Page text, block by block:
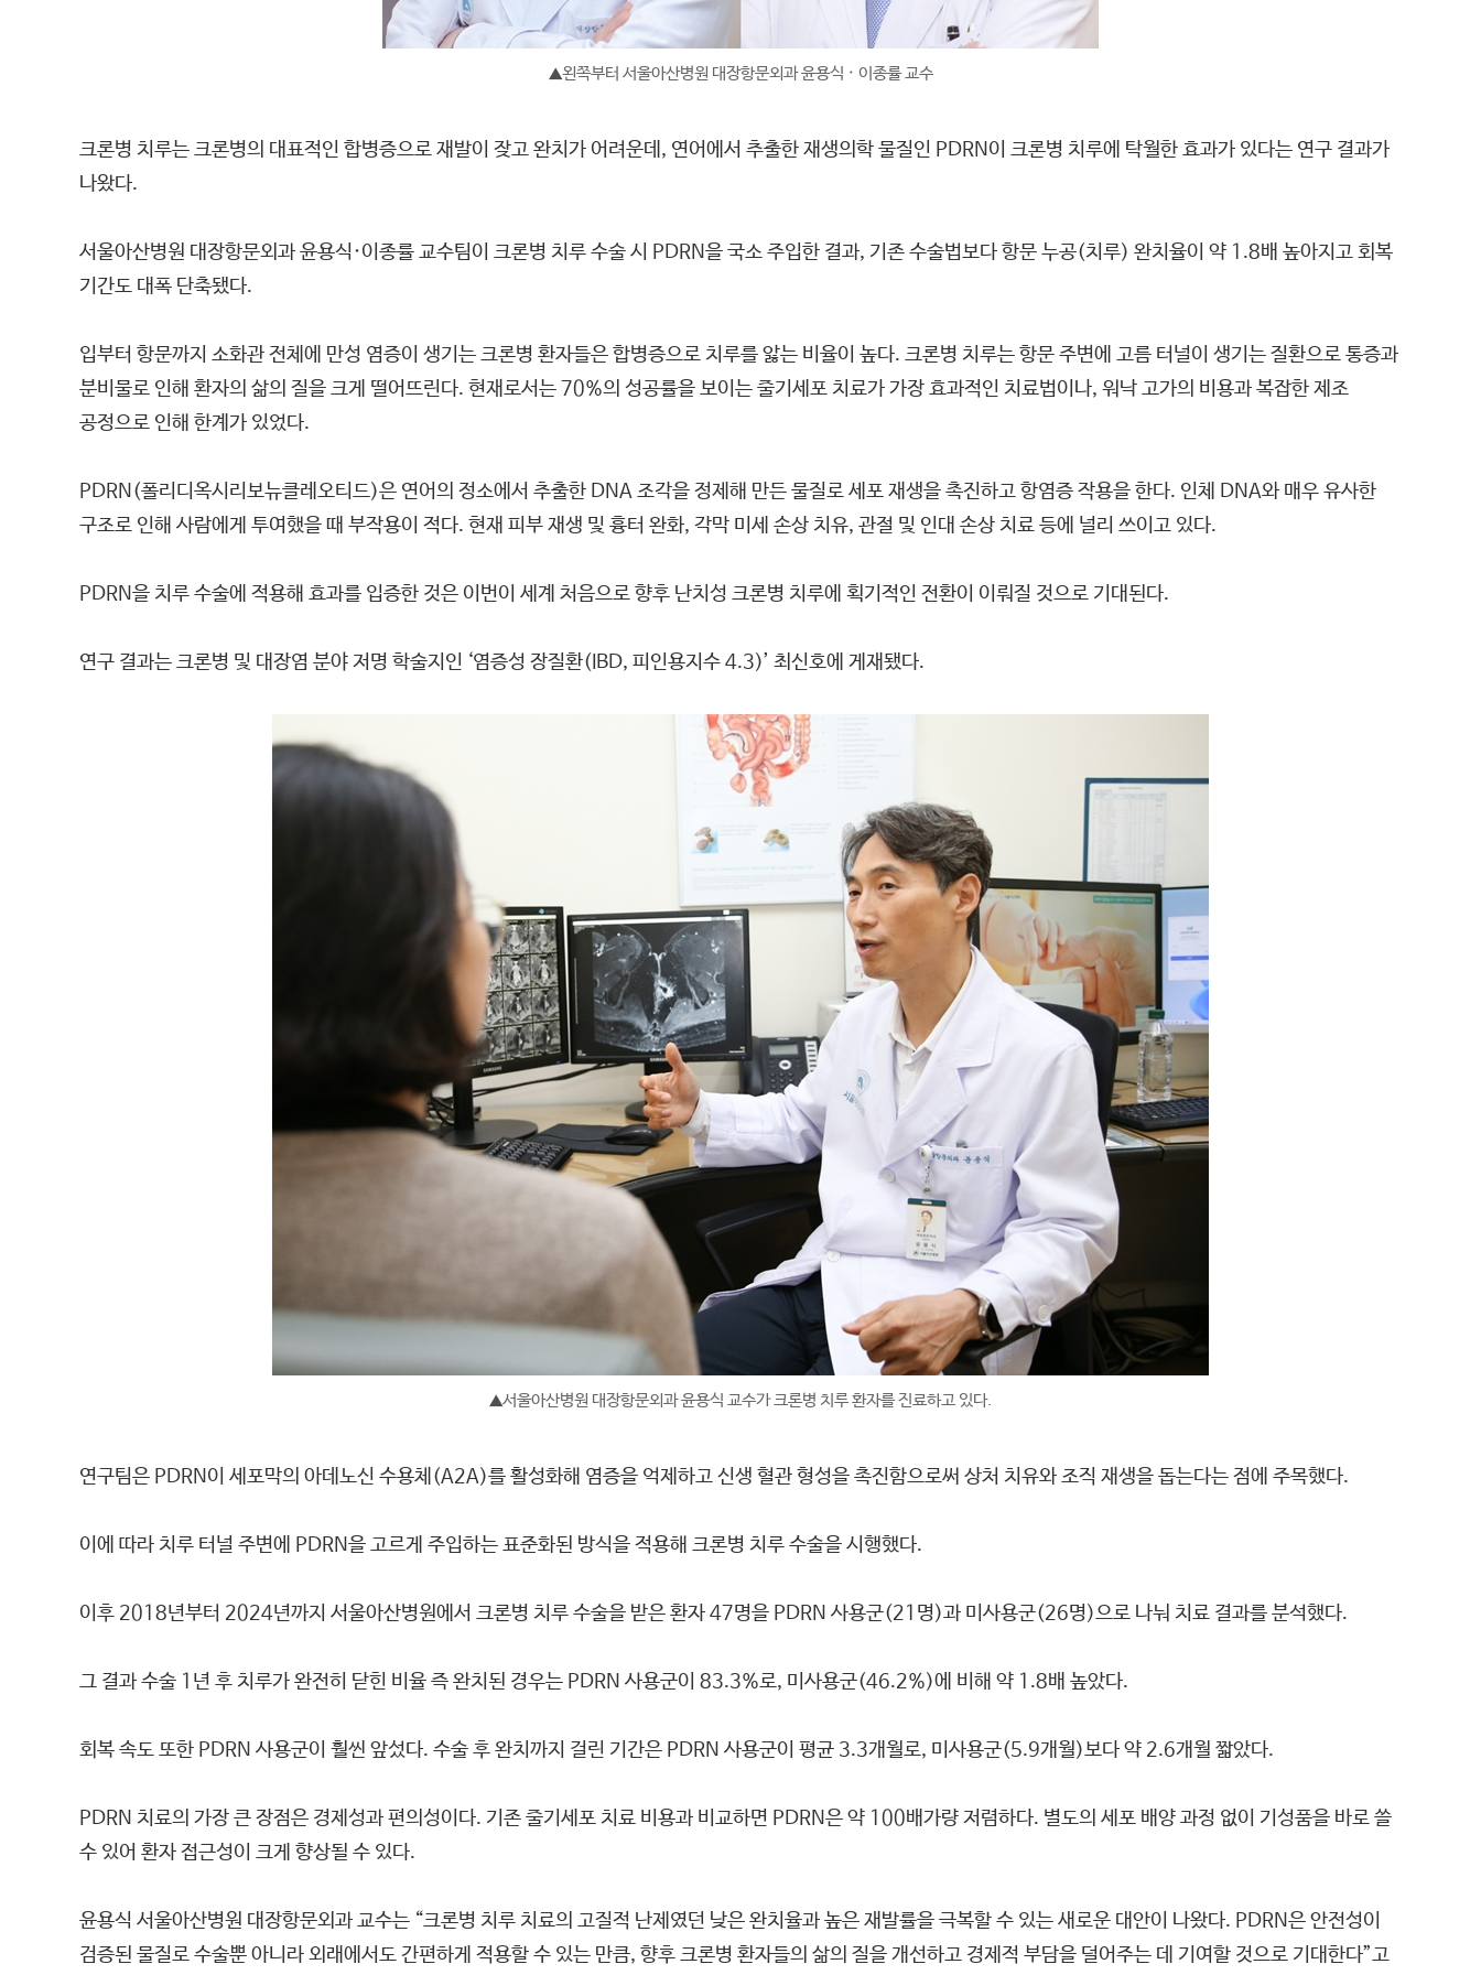
▲왼쪽부터 서울아산병원 대장항문외과 윤용식 · 이종률 교수
크론병 치루는 크론병의 대표적인 합병증으로 재발이 잦고 완치가 어려운데, 연어에서 추출한 재생의학 물질인 PDRN이 크론병 치루에 탁월한 효과가 있다는 연구 결과가
나왔다.
서울아산병원 대장항문외과 윤용식·이종률 교수팀이 크론병 치루 수술 시 PDRN을 국소 주입한 결과, 기존 수술법보다 항문 누공(치루) 완치율이 약 1.8배 높아지고 회복
기간도 대폭 단축됐다.
입부터 항문까지 소화관 전체에 만성 염증이 생기는 크론병 환자들은 합병증으로 치루를 앓는 비율이 높다. 크론병 치루는 항문 주변에 고름 터널이 생기는 질환으로 통증과
분비물로 인해 환자의 삶의 질을 크게 떨어뜨린다. 현재로서는 70%의 성공률을 보이는 줄기세포 치료가 가장 효과적인 치료법이나, 워낙 고가의 비용과 복잡한 제조
공정으로 인해 한계가 있었다.
PDRN(폴리디옥시리보뉴클레오티드)은 연어의 정소에서 추출한 DNA 조각을 정제해 만든 물질로 세포 재생을 촉진하고 항염증 작용을 한다. 인체 DNA와 매우 유사한
구조로 인해 사람에게 투여했을 때 부작용이 적다. 현재 피부 재생 및 흉터 완화, 각막 미세 손상 치유, 관절 및 인대 손상 치료 등에 널리 쓰이고 있다.
PDRN을 치루 수술에 적용해 효과를 입증한 것은 이번이 세계 처음으로 향후 난치성 크론병 치루에 획기적인 전환이 이뤄질 것으로 기대된다.
연구 결과는 크론병 및 대장염 분야 저명 학술지인 ‘염증성 장질환(IBD, 피인용지수 4.3)’ 최신호에 게재됐다.
▲서울아산병원 대장항문외과 윤용식 교수가 크론병 치루 환자를 진료하고 있다.
연구팀은 PDRN이 세포막의 아데노신 수용체(A2A)를 활성화해 염증을 억제하고 신생 혈관 형성을 촉진함으로써 상처 치유와 조직 재생을 돕는다는 점에 주목했다.
이에 따라 치루 터널 주변에 PDRN을 고르게 주입하는 표준화된 방식을 적용해 크론병 치루 수술을 시행했다.
이후 2018년부터 2024년까지 서울아산병원에서 크론병 치루 수술을 받은 환자 47명을 PDRN 사용군(21명)과 미사용군(26명)으로 나눠 치료 결과를 분석했다.
그 결과 수술 1년 후 치루가 완전히 닫힌 비율 즉 완치된 경우는 PDRN 사용군이 83.3%로, 미사용군(46.2%)에 비해 약 1.8배 높았다.
회복 속도 또한 PDRN 사용군이 훨씬 앞섰다. 수술 후 완치까지 걸린 기간은 PDRN 사용군이 평균 3.3개월로, 미사용군(5.9개월)보다 약 2.6개월 짧았다.
PDRN 치료의 가장 큰 장점은 경제성과 편의성이다. 기존 줄기세포 치료 비용과 비교하면 PDRN은 약 100배가량 저렴하다. 별도의 세포 배양 과정 없이 기성품을 바로 쓸
수 있어 환자 접근성이 크게 향상될 수 있다.
윤용식 서울아산병원 대장항문외과 교수는 “크론병 치루 치료의 고질적 난제였던 낮은 완치율과 높은 재발률을 극복할 수 있는 새로운 대안이 나왔다. PDRN은 안전성이
검증된 물질로 수술뿐 아니라 외래에서도 간편하게 적용할 수 있는 만큼, 향후 크론병 환자들의 삶의 질을 개선하고 경제적 부담을 덜어주는 데 기여할 것으로 기대한다”고